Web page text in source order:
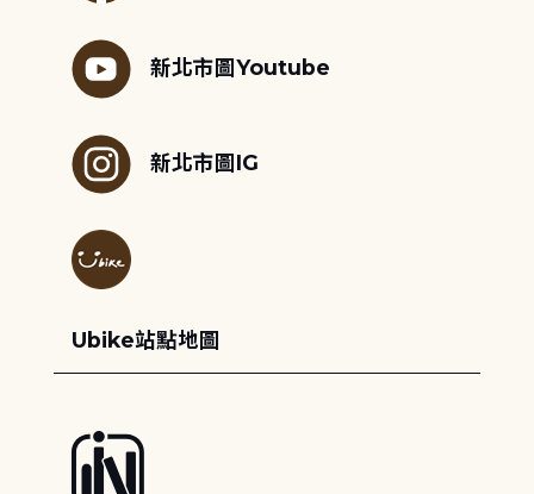
新北市圖Youtube
新北市圖IG
Ubike站點地圖